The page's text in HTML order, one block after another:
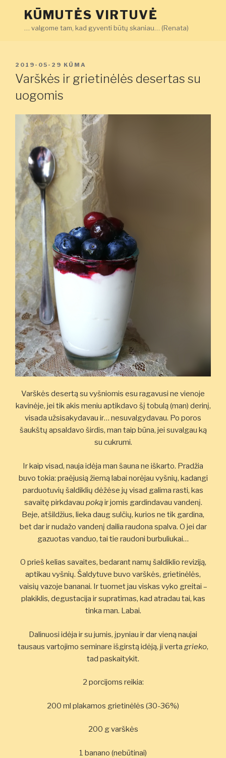
KŪMUTĖS VIRTUVĖ
… valgome tam, kad gyventi būtų skaniau… (Renata)
PASKELBTA
2019-05-29 KŪMA
Varškės ir grietinėlės desertas su
uogomis
Varškės desertą su vyšniomis esu ragavusi ne vienoje
kavinėje, jei tik akis meniu aptikdavo šį tobulą (man) derinį,
visada užsisakydavau ir… nesuvalgydavau. Po poros
šaukštų apsaldavo širdis, man taip būna, jei suvalgau ką
su cukrumi.
Ir kaip visad, nauja idėja man šauna ne iškarto. Pradžia
buvo tokia: praėjusią žiemą labai norėjau vyšnių, kadangi
parduotuvių šaldiklių dėžėse jų visad galima rasti, kas
savaitę pirkdavau pokąir jomis gardindavau vandenį.
Beje, atšildžius, lieka daug sulčių, kurios ne tik gardina,
bet dar ir nudažo vandenį dailia raudona spalva. O jei dar
gazuotas vanduo, tai tie raudoni burbuliukai…
O prieš kelias savaites, bedarant namų šaldiklio reviziją,
aptikau vyšnių. Šaldytuve buvo varškės, grietinėlės,
vaisių vazoje bananai. Ir tuomet jau viskas vyko greitai –
plakiklis, degustacija ir supratimas, kad atradau tai, kas
tinka man. Labai.
Dalinuosi idėja ir su jumis, įpyniau ir dar vieną naujai
tausaus vartojimo seminare išgirstą idėją, ji verta grieko,
tad paskaitykit.
2 porcijoms reikia:
200 ml plakamos grietinėlės (30-36%)
200 g varškės
1 banano (nebūtinai)